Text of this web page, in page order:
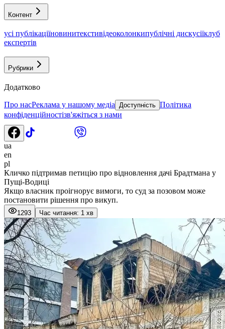
Контент
усі публікаціїновинитекстивідеоколонкипублічні дискусіїклуб
експертів
Рубрики
Додатково
Про насРеклама у нашому медіа Доступність Політика
конфіденційностізв'яжіться з нами
ua
en
pl
Кличко підтримав петицію про відновлення дачі Брадтмана у
Пущі-Водиці
Якщо власник проігнорує вимоги, то суд за позовом може
постановити рішення про викуп.
1293 Час читання: 1 хв